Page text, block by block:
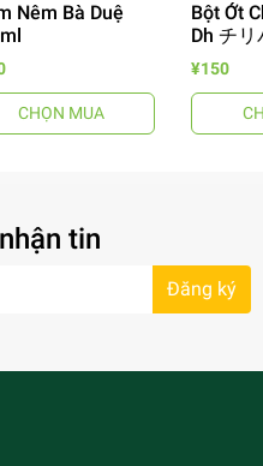
Nêm Bà Duệ
CHỌN MUA
Bột Ớt
Dh チ
¥150
tin
Đăng ký